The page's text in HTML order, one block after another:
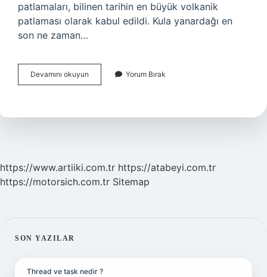
patlamaları, bilinen tarihin en büyük volkanik
patlaması olarak kabul edildi. Kula yanardağı en
son ne zaman…
Devamını okuyun
Yanardağı
Ne
Yorum Bırak
https://www.artiiki.com.tr https://atabeyi.com.tr
https://motorsich.com.tr Sitemap
SIDEBAR
SON YAZILAR
Thread ve task nedir ?